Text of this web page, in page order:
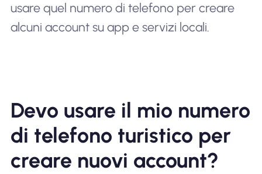
usare quel numero di telefono per creare
alcuni account su app e servizi locali.
Devo usare il mio numero
di telefono turistico per
creare nuovi account?